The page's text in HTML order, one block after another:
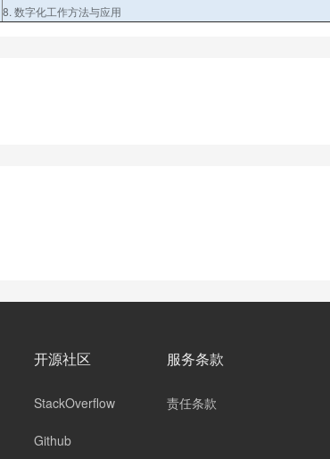
8. 数字化工作方法与应用
开源社区
StackOverflow
Github
服务条款
责任条款